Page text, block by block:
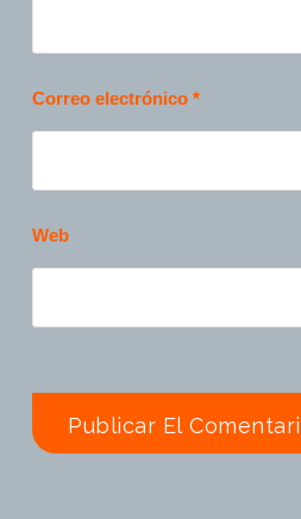
Correo electrónico *
Web